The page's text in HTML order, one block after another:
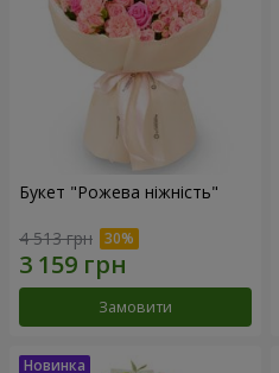
Букет "Рожева ніжність"
4 513 грн
Замовити